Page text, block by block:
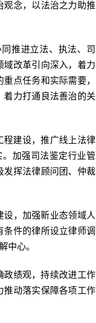
观念，以法治之力助推
推进立法、执法、司
改革引向深入，着力
点任务和实际需要，
着力打通良法善治的关
程建设，推广线上法律
加强司法鉴定行业管
发挥法律顾问团、仲裁
设，加强新业态领域人
件的律所设立律师调
中心。
政绩观，持续改进工作
推动落实保障各项工作